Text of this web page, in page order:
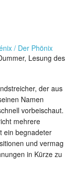
Lesung des
der aus
Namen
vorbeischaut.
mehrere
ein begnadeter
und vermag
in Kürze zu